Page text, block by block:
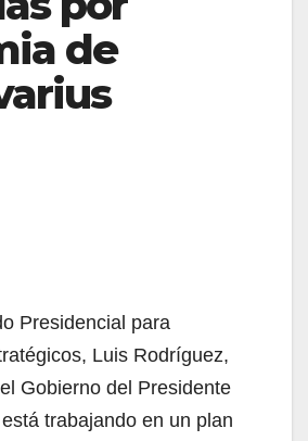
de
Presidencial para
Luis Rodríguez,
Gobierno del Presidente
trabajando en un plan